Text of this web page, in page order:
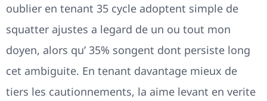
oublier en tenant 35 cycle adoptent simple de
squatter ajustes a legard de un ou tout mon
doyen, alors qu’ 35% songent dont persiste long
cet ambiguite. En tenant davantage mieux de
tiers les cautionnements, la aime levant en verite